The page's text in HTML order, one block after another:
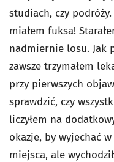
studiach, czy
miałem fuksa!
nadmiernie losu. Jak
zawsze trzymałem
przy pierwszych
sprawdzić, czy
liczyłem na
okazje, by wyjechać
miejsca, ale